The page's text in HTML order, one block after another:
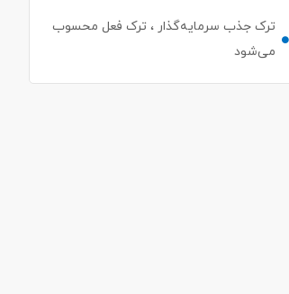
ترک جذب سرمایه‌گذار ، ترک فعل محسوب
می‌شود